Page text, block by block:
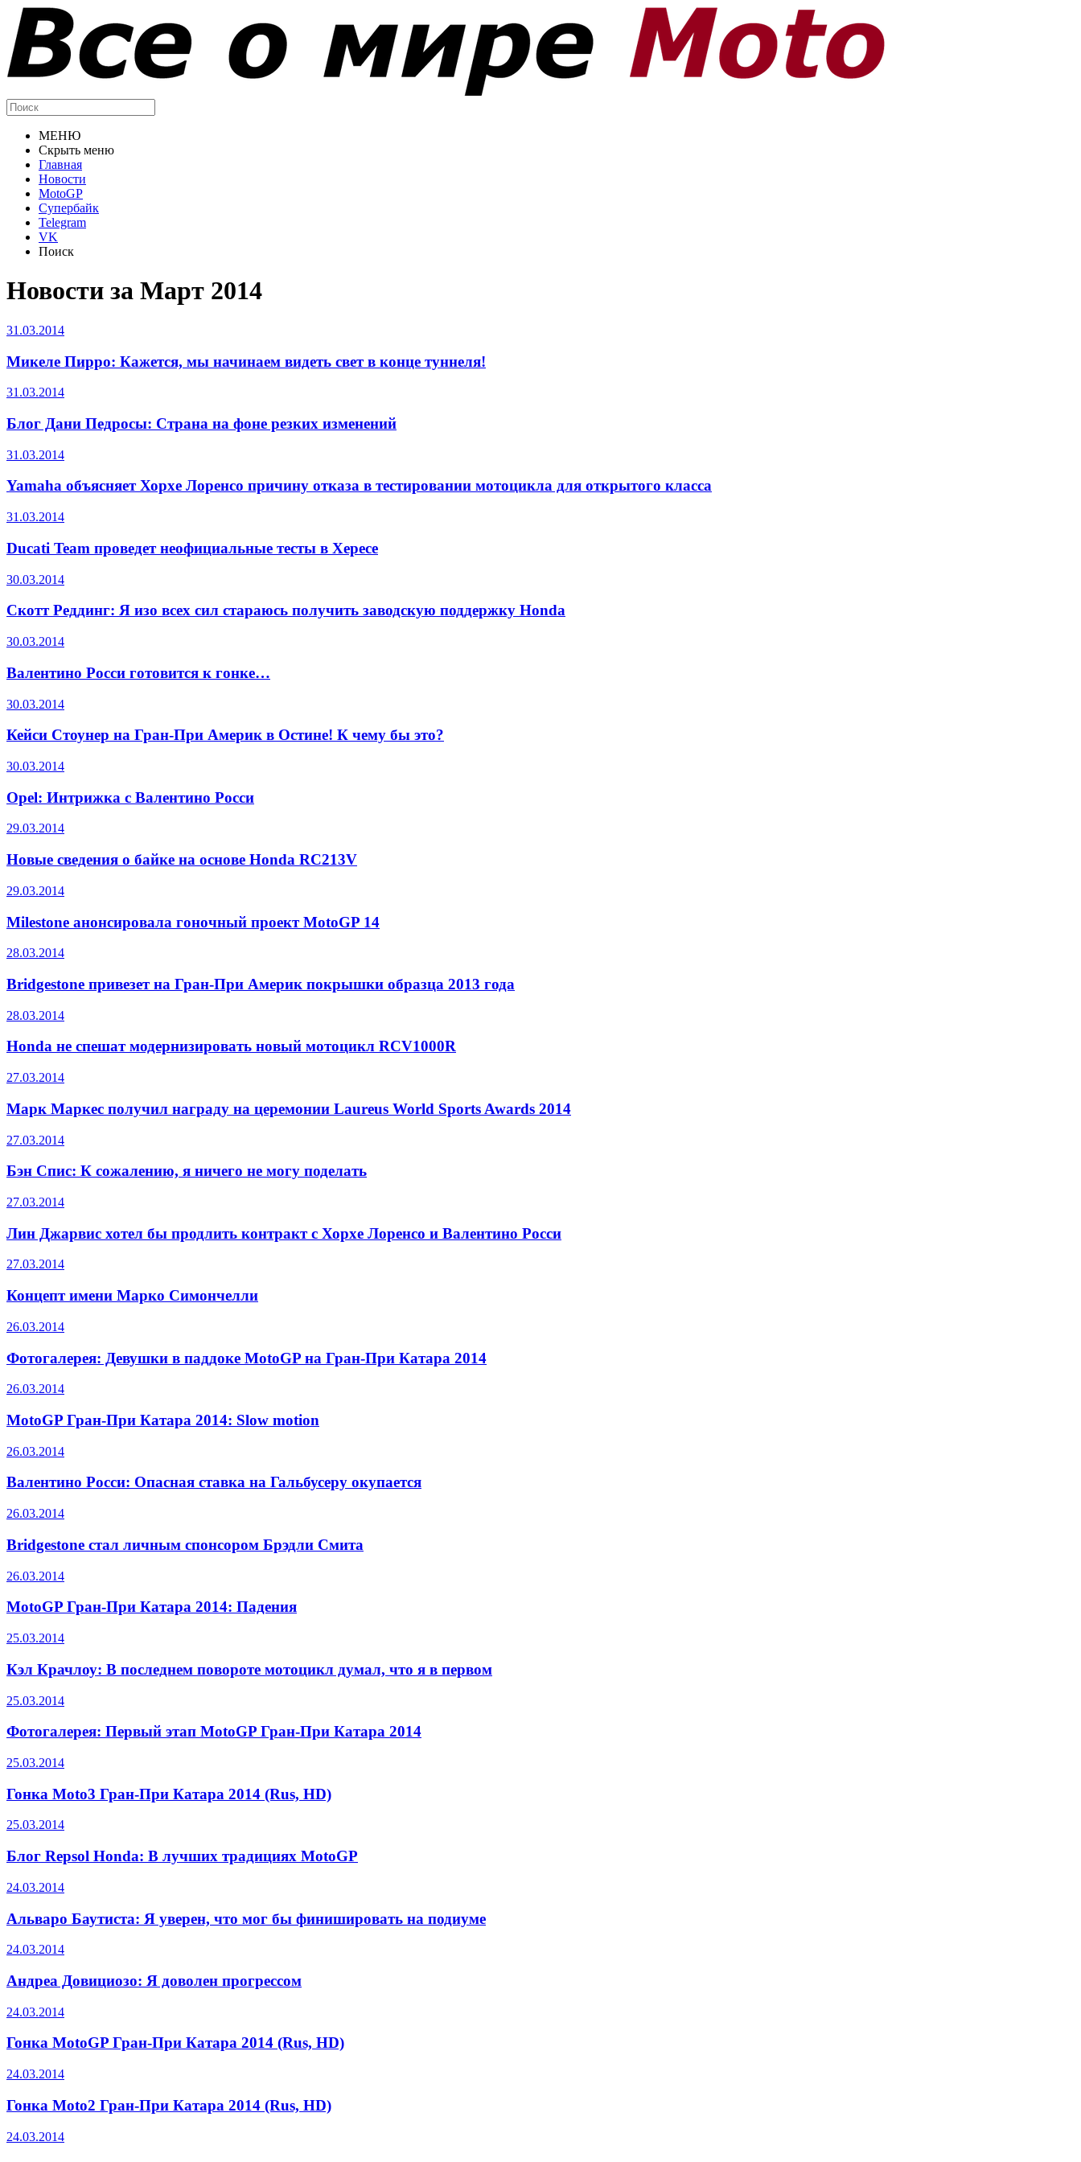
МЕНЮ
Скрыть меню
Главная
Новости
MotoGP
Супербайк
Telegram
VK
Поиск
Новости за Март 2014
31.03.2014
Микеле Пирро: Кажется, мы начинаем видеть свет в конце туннеля!
31.03.2014
Блог Дани Педросы: Страна на фоне резких изменений
31.03.2014
Yamaha объясняет Хорхе Лоренсо причину отказа в тестировании мотоцикла для открытого класса
31.03.2014
Ducati Team проведет неофициальные тесты в Хересе
30.03.2014
Скотт Реддинг: Я изо всех сил стараюсь получить заводскую поддержку Honda
30.03.2014
Валентино Росси готовится к гонке…
30.03.2014
Кейси Стоунер на Гран-При Америк в Остине! К чему бы это?
30.03.2014
Opel: Интрижка с Валентино Росси
29.03.2014
Новые сведения о байке на основе Honda RC213V
29.03.2014
Milestone анонсировала гоночный проект MotoGP 14
28.03.2014
Bridgestone привезет на Гран-При Америк покрышки образца 2013 года
28.03.2014
Honda не спешат модернизировать новый мотоцикл RCV1000R
27.03.2014
Марк Маркес получил награду на церемонии Laureus World Sports Awards 2014
27.03.2014
Бэн Спис: К сожалению, я ничего не могу поделать
27.03.2014
Лин Джарвис хотел бы продлить контракт с Хорхе Лоренсо и Валентино Росси
27.03.2014
Концепт имени Марко Симончелли
26.03.2014
Фотогалерея: Девушки в паддоке MotoGP на Гран-При Катара 2014
26.03.2014
MotoGP Гран-При Катара 2014: Slow motion
26.03.2014
Валентино Росси: Опасная ставка на Гальбусеру окупается
26.03.2014
Bridgestone стал личным спонсором Брэдли Смита
26.03.2014
MotoGP Гран-При Катара 2014: Падения
25.03.2014
Кэл Крачлоу: В последнем повороте мотоцикл думал, что я в первом
25.03.2014
Фотогалерея: Первый этап MotoGP Гран-При Катара 2014
25.03.2014
Гонка Moto3 Гран-При Катара 2014 (Rus, HD)
25.03.2014
Блог Repsol Honda: В лучших традициях MotoGP
24.03.2014
Альваро Баутиста: Я уверен, что мог бы финишировать на подиуме
24.03.2014
Андреа Довициозо: Я доволен прогрессом
24.03.2014
Гонка MotoGP Гран-При Катара 2014 (Rus, HD)
24.03.2014
Гонка Moto2 Гран-При Катара 2014 (Rus, HD)
24.03.2014